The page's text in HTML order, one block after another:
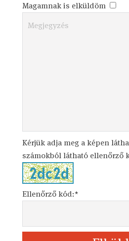
Magamnak is elküldöm
Kérjük adja meg a képen
számokból látható ellenőrző
Ellenőrző kód:*